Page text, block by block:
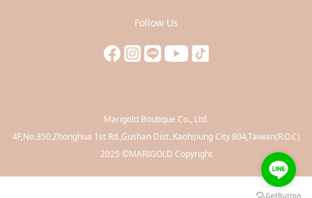
Follow Us
Marigold Boutique Co., Ltd.
​4F,No.350,Zhonghua 1st Rd.,Gushan Dist.,Kaohsiung City 804,Taiwan(R.O.C)
2025 ©MARIGOLD Copyright